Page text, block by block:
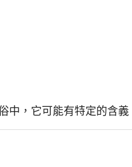
中，它可能有特定的含義